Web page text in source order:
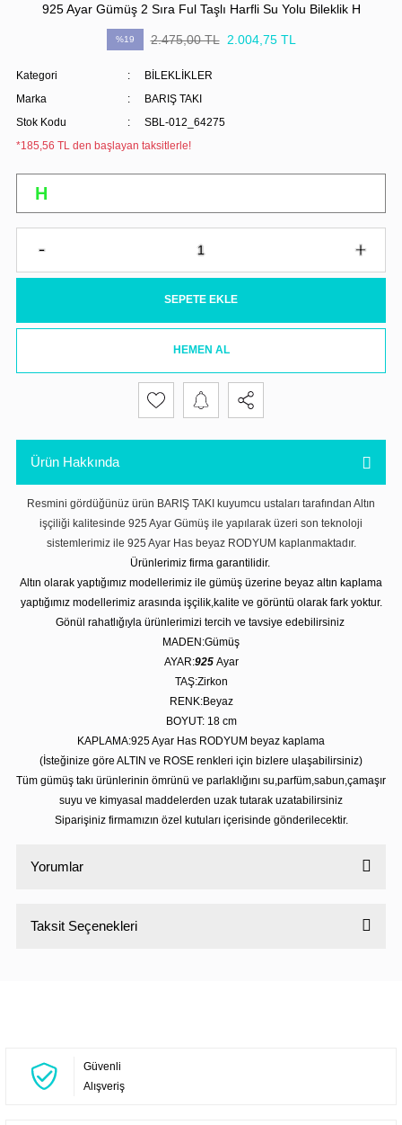
925 Ayar Gümüş 2 Sıra Ful Taşlı Harfli Su Yolu Bileklik H
%19 2.475,00 TL 2.004,75 TL
Kategori
BİLEKLİKLER
Marka
BARIŞ TAKI
Stok Kodu
SBL-012_64275
*185,56 TL den başlayan taksitlerle!
SEPETE EKLE
HEMEN AL
Ürün Hakkında
Resmini gördüğünüz ürün BARIŞ TAKI kuyumcu ustaları tarafından Altın
işçiliği kalitesinde 925 Ayar Gümüş ile yapılarak üzeri son teknoloji
sistemlerimiz ile 925 Ayar Has beyaz RODYUM kaplanmaktadır.
Ürünlerimiz firma garantilidir.
Altın olarak yaptığımız modellerimiz ile gümüş üzerine beyaz altın kaplama
yaptığımız modellerimiz arasında işçilik,kalite ve görüntü olarak fark yoktur.
Gönül rahatlığıyla ürünlerimizi tercih ve tavsiye edebilirsiniz
MADEN:Gümüş
AYAR:925 Ayar
TAŞ:Zirkon
RENK:Beyaz
BOYUT: 18 cm
KAPLAMA:925 Ayar Has RODYUM beyaz kaplama
(İsteğinize göre ALTIN ve ROSE renkleri için bizlere ulaşabilirsiniz)
Tüm gümüş takı ürünlerinin ömrünü ve parlaklığını su,parfüm,sabun,çamaşır
suyu ve kimyasal maddelerden uzak tutarak uzatabilirsiniz
Siparişiniz firmamızın özel kutuları içerisinde gönderilecektir.
Yorumlar
Taksit Seçenekleri
Güvenli
Alışveriş